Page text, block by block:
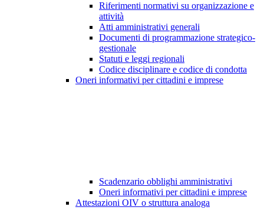
Riferimenti normativi su organizzazione e
attività
Atti amministrativi generali
Documenti di programmazione strategico-
gestionale
Statuti e leggi regionali
Codice disciplinare e codice di condotta
Oneri informativi per cittadini e imprese
Scadenzario obblighi amministrativi
Oneri informativi per cittadini e imprese
Attestazioni OIV o struttura analoga